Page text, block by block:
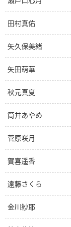
田村真佑
矢久保美緒
矢田萌華
秋元真夏
筒井あやめ
菅原咲月
賀喜遥香
遠藤さくら
金川紗耶